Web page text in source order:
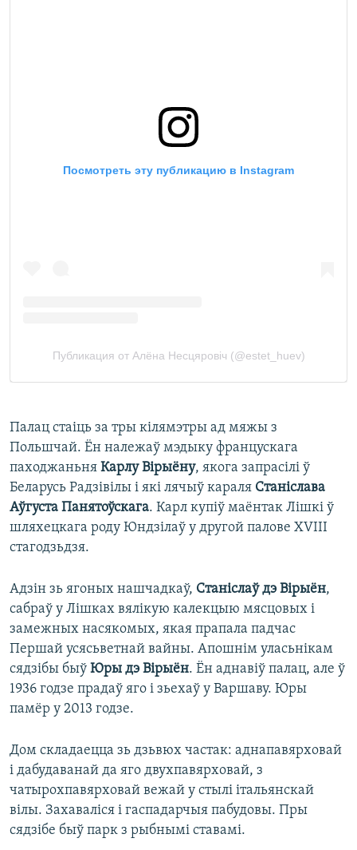
Палац стаіць за тры кілямэтры ад мяжы з
Польшчай. Ён належаў мэдыку францускага
паходжаньня Карлу Вірыёну, якога запрасілі ў
Беларусь Радзівілы і які лячыў караля Станіслава
Аўгуста Панятоўскага. Карл купіў маёнтак Лішкі ў
шляхецкага роду Юндзілаў у другой палове XVIII
стагодзьдзя.
Адзін зь ягоных нашчадкаў, Станіслаў дэ Вірыён,
сабраў у Лішках вялікую калекцыю мясцовых і
замежных насякомых, якая прапала падчас
Першай усясьветнай вайны. Апошнім уласьнікам
сядзібы быў Юры дэ Вірыён. Ён аднавіў палац, але ў
1936 годзе прадаў яго і зьехаў у Варшаву. Юры
памёр у 2013 годзе.
Дом складаецца зь дзьвюх частак: аднапавярховай
і дабудаванай да яго двухпавярховай, з
чатырохпавярховай вежай у стылі італьянскай
вілы. Захаваліся і гаспадарчыя пабудовы. Пры
сядзібе быў парк з рыбнымі ставамі.